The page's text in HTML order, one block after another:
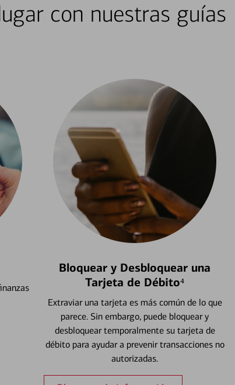
con nuestras guías
Bloquear y Desbloquear una
Tarjeta de Débito⁴
Extraviar una tarjeta es más común de lo que
parece. Sin embargo, puede bloquear y
desbloquear temporalmente su tarjeta de
débito para ayudar a prevenir transacciones no
autorizadas.